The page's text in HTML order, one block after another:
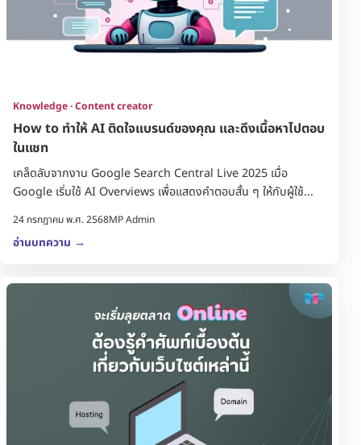
Knowledge · Content creator
How to ทำให้ AI ติดใจแบรนด์ของคุณ และดึงเนื้อหาไปตอบ
ในแชท
เคล็ดลับจากงาน Google Search Central Live 2025 เมื่อ
Google เริ่มใช้ AI Overviews เพื่อแสดงคำตอบสั้น ๆ ให้กับผู้ใช้...
24 กรกฎาคม พ.ศ. 2568MP Admin
อ่านบทความ →